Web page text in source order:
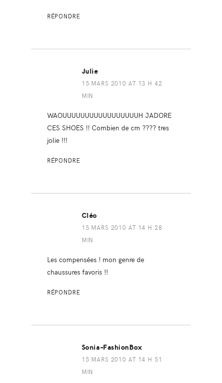
RÉPONDRE
Julie
15 MARS 2010 AT 13 H 42
MIN
WAOUUUUUUUUUUUUUUUUUH JADORE
CES SHOES !! Combien de cm ???? tres
jolie !!!
RÉPONDRE
Cléo
15 MARS 2010 AT 14 H 28
MIN
Les compensées ! mon genre de
chaussures favoris !!
RÉPONDRE
Sonia-FashionBox
15 MARS 2010 AT 14 H 51
MIN